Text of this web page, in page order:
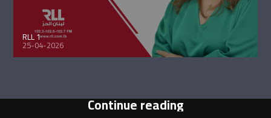
RLL 1
25-04-2026
Continue reading